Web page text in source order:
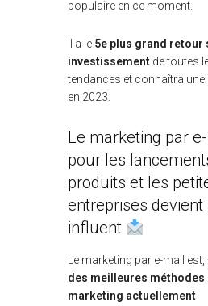
populaire en ce moment.
Il a le 5e plus grand retour
investissement de toutes
tendances et connaîtra
en 2023.
Le marketing par
pour les
produits et les
entreprises devient
influent
Le marketing par e-mail est,
des meilleures méthodes
marketing actuellement